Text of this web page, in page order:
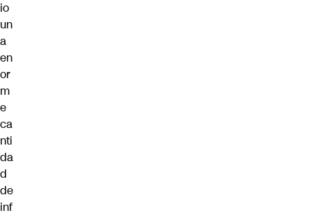
io
un
a
en
or
m
e
ca
nti
da
d
de
inf